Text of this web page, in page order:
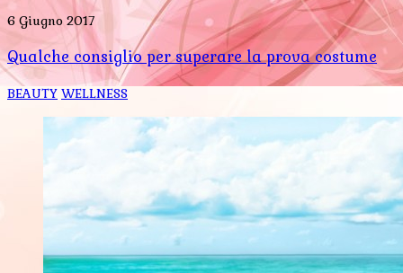
6 Giugno 2017
Qualche consiglio per superare la prova costume
BEAUTY WELLNESS